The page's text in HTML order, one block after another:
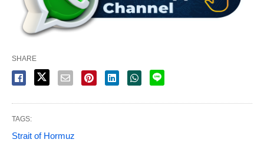
SHARE
TAGS:
Strait of Hormuz